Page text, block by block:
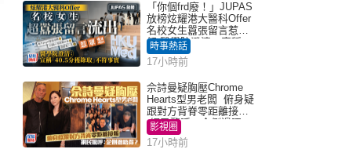
「你個frd廢！」JUPAS
放榜炫耀港大醫科Offer
名校女生囂張留言惹眾
怒 醫學院澄清：宣稱
「40.5分獲錄取」不符事
實｜Juicy叮
時事熱話
17小時前
佘詩曼疑胸壓Chrome
Hearts型男老闆 俯身疑
跟對方背脊零距離接觸
網民驚呼：企側邊唔
得？
影視圈
17小時前